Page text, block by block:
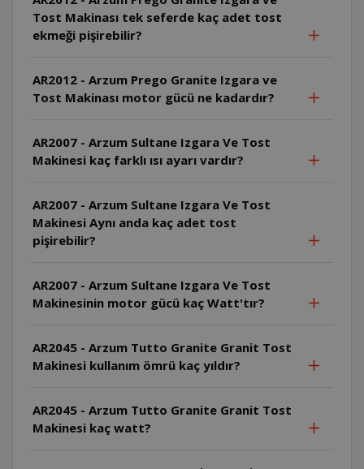
Tost Makinası tek seferde kaç adet tost
ekmeği pişirebilir?
AR2012 - Arzum Prego Granite Izgara ve
Tost Makinası motor gücü ne kadardır?
AR2007 - Arzum Sultane Izgara Ve Tost
Makinesi kaç farklı ısı ayarı vardır?
AR2007 - Arzum Sultane Izgara Ve Tost
Makinesi Aynı anda kaç adet tost
pişirebilir?
AR2007 - Arzum Sultane Izgara Ve Tost
Makinesinin motor gücü kaç Watt'tır?
AR2045 - Arzum Tutto Granite Granit Tost
Makinesi kullanım ömrü kaç yıldır?
AR2045 - Arzum Tutto Granite Granit Tost
Makinesi kaç watt?